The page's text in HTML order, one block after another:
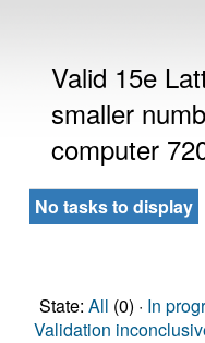
Valid 15e
smaller
computer
No tasks to display
State: All (0) · In
Validation